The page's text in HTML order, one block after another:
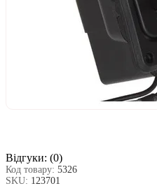
Відгуки: (0)
Код товару: 5326
SKU: 123701